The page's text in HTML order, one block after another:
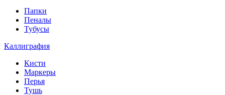
Папки
Пеналы
Тубусы
Каллиграфия
Кисти
Маркеры
Перья
Тушь